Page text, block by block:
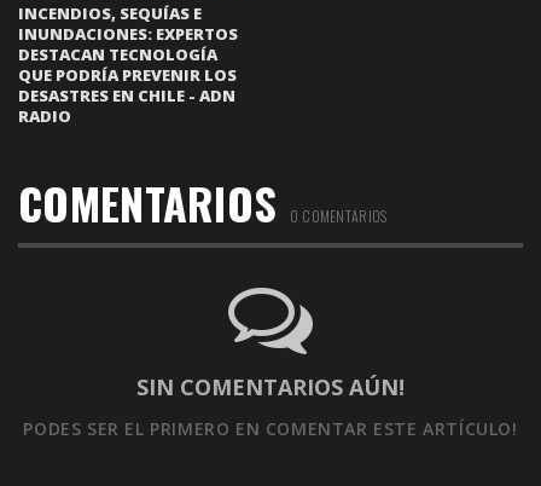
INCENDIOS, SEQUÍAS E
INUNDACIONES: EXPERTOS
DESTACAN TECNOLOGÍA
QUE PODRÍA PREVENIR LOS
DESASTRES EN CHILE - ADN
RADIO
COMENTARIOS 0 COMENTARIOS
SIN COMENTARIOS AÚN!
PODES SER EL PRIMERO EN COMENTAR ESTE ARTÍCULO!